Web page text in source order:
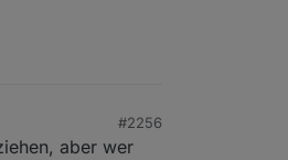
#2256
aber wer